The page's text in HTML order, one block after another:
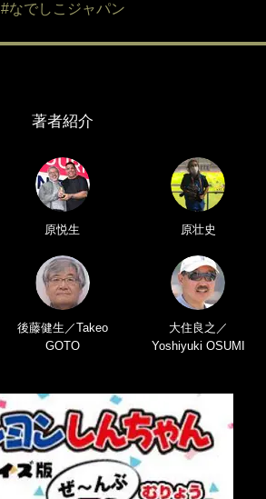
#なでしこジャパン
著者紹介
原悦生 原壮史
後藤健生／Takeo
GOTO
大住良之／
Yoshiyuki OSUMI